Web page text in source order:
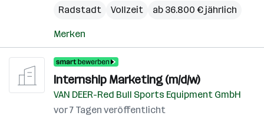
Radstadt
Vollzeit ab 36.800 € jährlich
Merken
Internship Marketing (m/d/w)
VAN DEER-Red Bull Sports Equipment GmbH
vor 7 Tagen veröffentlicht